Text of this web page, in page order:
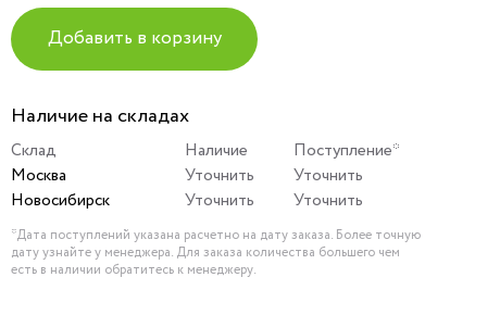
Добавить в корзину
Наличие на складах
Склад Наличие
Поступление*
Москва
Уточнить
Уточнить
Новосибирск
Уточнить Уточнить
*Дата поступлений указана расчетно на дату заказа. Более точную
дату узнайте у менеджера. Для заказа количества большего чем
есть в наличии обратитесь к менеджеру.